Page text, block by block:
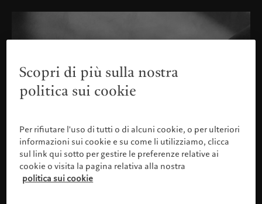
Scopri di più sulla nostra
politica sui cookie
Per rifiutare l'uso di tutti o di alcuni cookie, o per ulteriori
informazioni sui cookie e su come li utilizziamo, clicca
sul link qui sotto per gestire le preferenze relative ai
cookie o visita la pagina relativa alla nostra
politica sui cookie